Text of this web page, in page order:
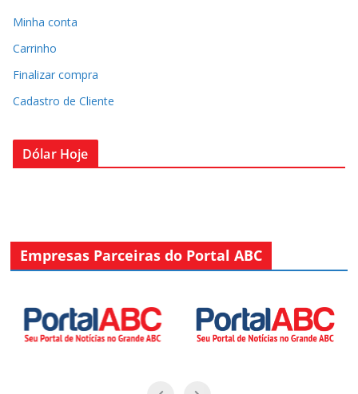
Minha conta
Carrinho
Finalizar compra
Cadastro de Cliente
Dólar Hoje
Empresas Parceiras do Portal ABC